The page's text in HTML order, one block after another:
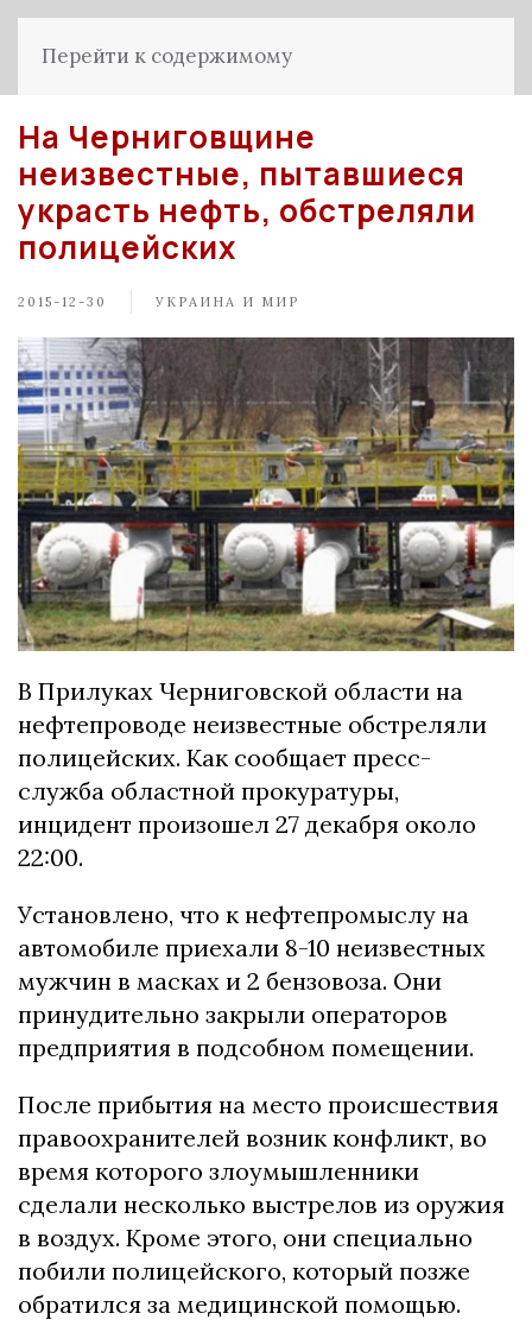
Перейти к содержимому
На Черниговщине
неизвестные, пытавшиеся
украсть нефть, обстреляли
полицейских
2015-12-30 УКРАИНА И МИР
В Прилуках Черниговской области на
нефтепроводе неизвестные обстреляли
полицейских. Как сообщает пресс-
служба областной прокуратуры,
инцидент произошел 27 декабря около
22:00.
Установлено, что к нефтепромыслу на
автомобиле приехали 8-10 неизвестных
мужчин в масках и 2 бензовоза. Они
принудительно закрыли операторов
предприятия в подсобном помещении.
После прибытия на место происшествия
правоохранителей возник конфликт, во
время которого злоумышленники
сделали несколько выстрелов из оружия
в воздух. Кроме этого, они специально
побили полицейского, который позже
обратился за медицинской помощью.